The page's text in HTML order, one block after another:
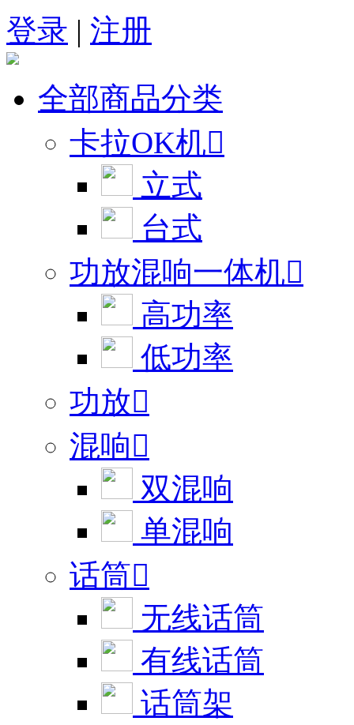
登录 | 注册
全部商品分类
卡拉OK机
立式
台式
功放混响一体机
高功率
低功率
功放
混响
双混响
单混响
话筒
无线话筒
有线话筒
话筒架